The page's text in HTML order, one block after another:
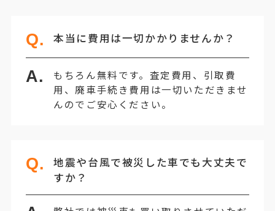
Q. 本当に費用は一切かかりませんか？
A.
もちろん無料です。査定費用、引取費
用、廃車手続き費用は一切いただきませ
んのでご安心ください。
Q.
地震や台風で被災した車でも大丈夫で
すか？